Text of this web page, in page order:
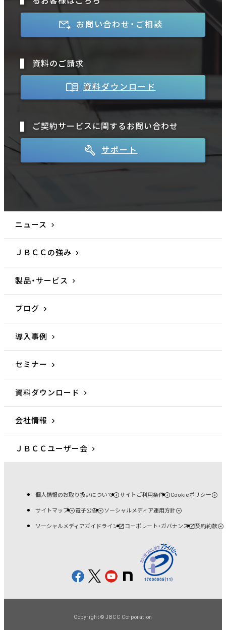
お問い合わせ・ご相談
資料のご請求
資料ダウンロード
ご契約サービスに関するお問い合わせ
サポート
ニュース
ＪＢＣＣの強み
製品・サービス
ブログ
導入事例
セミナー
資料ダウンロード
会社情報
ＪＢＣＣユーザー会
個人情報のお取り扱いについて サイトご利用条件 Cookieポリシー
サイトマップ 電子公告 ソーシャルメディア運用方針
ソーシャルメディアガイドライン コーポレート・ガバナンス 契約約款
Copyright © JBCC Corporation